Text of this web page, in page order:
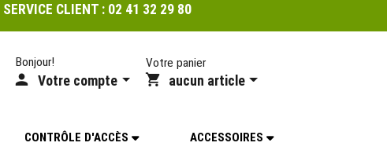
SERVICE CLIENT : 02 41 32 29 80
Bonjour!
Votre compte
Votre panier
aucun article
CONTRÔLE D'ACCÈS ACCESSOIRES